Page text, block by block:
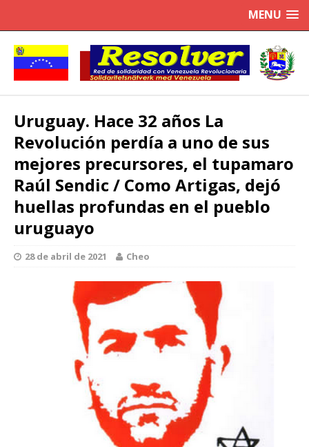
MENU
Uruguay. Hace 32 años La
Revolución perdía a uno de sus
mejores precursores, el tupamaro
Raúl Sendic / Como Artigas, dejó
huellas profundas en el pueblo
uruguayo
28 de abril de 2021 Cheo